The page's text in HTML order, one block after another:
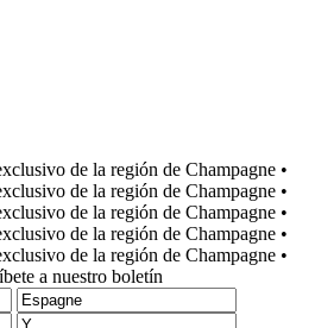
de la región de Champagne •
de la región de Champagne •
de la región de Champagne •
de la región de Champagne •
de la región de Champagne •
a nuestro boletín